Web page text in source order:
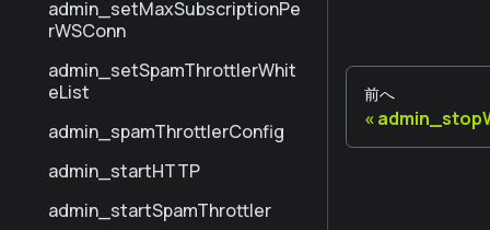
admin_setMaxSubscriptionPe
rWSConn
admin_setSpamThrottlerWhit
eList
admin_spamThrottlerConfig
admin_startHTTP
admin_startSpamThrottler
前へ